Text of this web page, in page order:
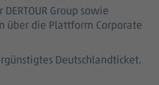
Group sowie
über die Plattform Corporate
Deutschlandticket.